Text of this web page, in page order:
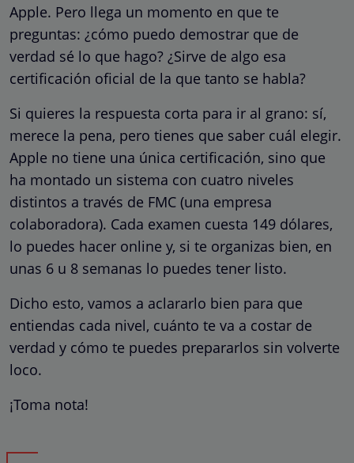
Apple. Pero llega un momento en que te
preguntas: ¿cómo puedo demostrar que de
verdad sé lo que hago? ¿Sirve de algo esa
certificación oficial de la que tanto se habla?
Si quieres la respuesta corta para ir al grano: sí,
merece la pena, pero tienes que saber cuál elegir.
Apple no tiene una única certificación, sino que
ha montado un sistema con cuatro niveles
distintos a través de FMC (una empresa
colaboradora). Cada examen cuesta 149 dólares,
lo puedes hacer online y, si te organizas bien, en
unas 6 u 8 semanas lo puedes tener listo.
Dicho esto, vamos a aclararlo bien para que
entiendas cada nivel, cuánto te va a costar de
verdad y cómo te puedes prepararlos sin volverte
loco.
¡Toma nota!